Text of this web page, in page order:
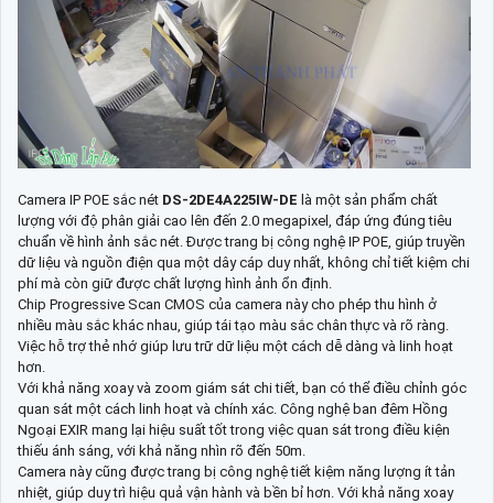
Camera IP POE sắc nét DS-2DE4A225IW-DE là một sản phẩm chất
lượng với độ phân giải cao lên đến 2.0 megapixel, đáp ứng đúng tiêu
chuẩn về hình ảnh sắc nét. Được trang bị công nghệ IP POE, giúp truyền
dữ liệu và nguồn điện qua một dây cáp duy nhất, không chỉ tiết kiệm chi
phí mà còn giữ được chất lượng hình ảnh ổn định.
Chip Progressive Scan CMOS của camera này cho phép thu hình ở
nhiều màu sắc khác nhau, giúp tái tạo màu sắc chân thực và rõ ràng.
Việc hỗ trợ thẻ nhớ giúp lưu trữ dữ liệu một cách dễ dàng và linh hoạt
hơn.
Với khả năng xoay và zoom giám sát chi tiết, bạn có thể điều chỉnh góc
quan sát một cách linh hoạt và chính xác. Công nghệ ban đêm Hồng
Ngoại EXIR mang lại hiệu suất tốt trong việc quan sát trong điều kiện
thiếu ánh sáng, với khả năng nhìn rõ đến 50m.
Camera này cũng được trang bị công nghệ tiết kiệm năng lượng ít tản
nhiệt, giúp duy trì hiệu quả vận hành và bền bỉ hơn. Với khả năng xoay